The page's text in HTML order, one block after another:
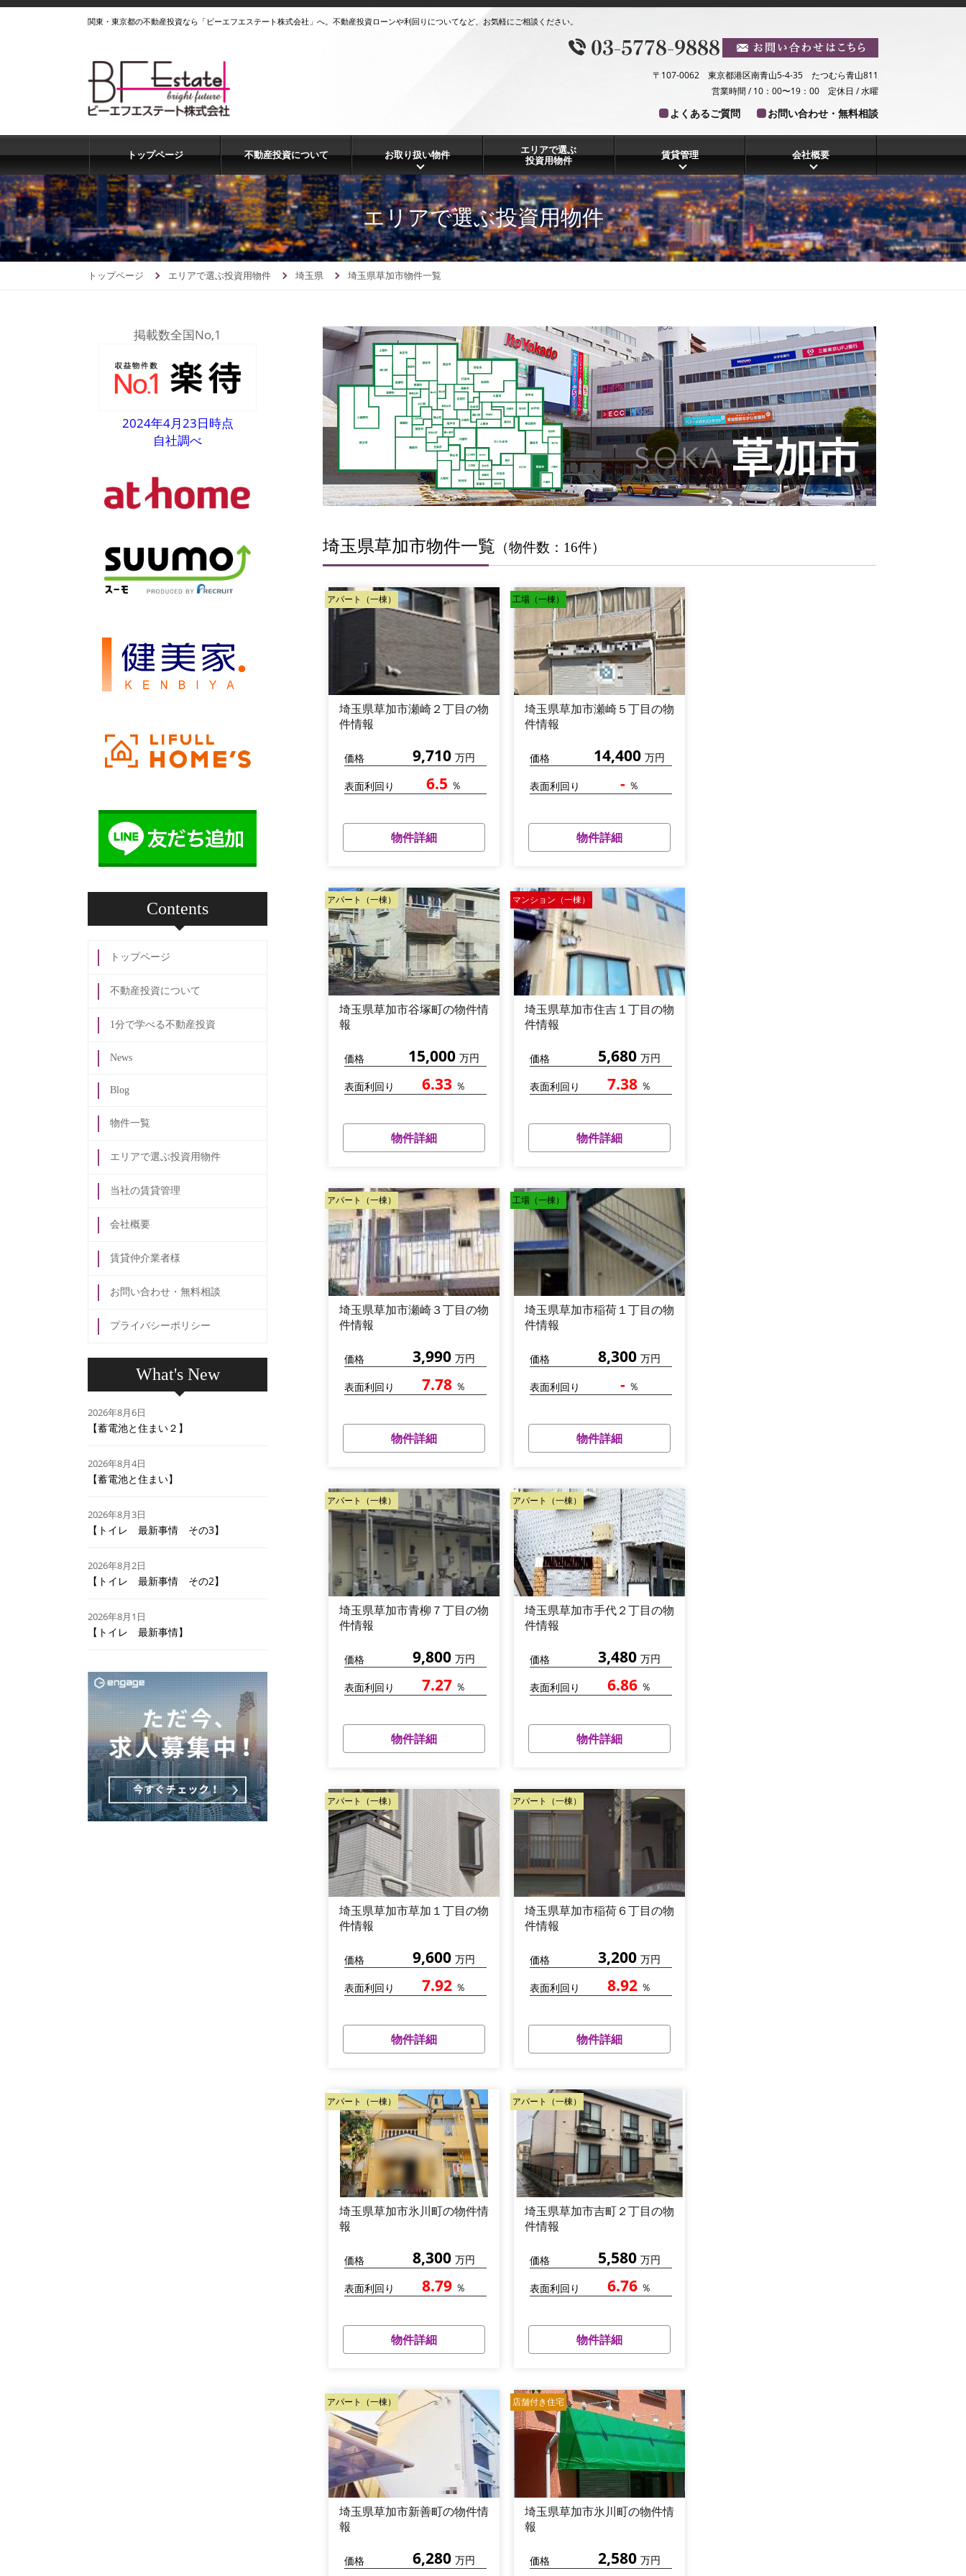
関東・東京都の不動産投資なら「ビーエフエステート株式会社」へ。不動産投資ローンや利回りについてなど、お気軽にご相談ください。
〒107-0062 東京都港区南青山5-4-35 たつむら青山811
営業時間 / 10：00〜19：00 定休日 / 水曜
よくあるご質問 お問い合わせ・無料相談
トップページ 不動産投資について お取り扱い物件
エリアで選ぶ
投資用物件
賃貸管理 会社概要
エリアで選ぶ投資用物件
トップページ エリアで選ぶ投資用物件 埼玉県 埼玉県草加市物件一覧
埼玉県草加市物件一覧 （物件数：16件）
アパート（一棟）
埼玉県草加市瀬崎２丁目の物
件情報
価格 9,710 万円
表面利回り 6.5 ％
物件詳細
工場（一棟）
埼玉県草加市瀬崎５丁目の物
件情報
価格 14,400 万円
表面利回り - ％
物件詳細
アパート（一棟）
埼玉県草加市谷塚町の物件情
報
価格 15,000 万円
表面利回り 6.33 ％
物件詳細
マンション（一棟）
埼玉県草加市住吉１丁目の物
件情報
価格 5,680 万円
表面利回り 7.38 ％
物件詳細
アパート（一棟）
埼玉県草加市瀬崎３丁目の物
件情報
価格 3,990 万円
表面利回り 7.78 ％
物件詳細
工場（一棟）
埼玉県草加市稲荷１丁目の物
件情報
価格 8,300 万円
表面利回り - ％
物件詳細
アパート（一棟）
埼玉県草加市青柳７丁目の物
件情報
価格 9,800 万円
表面利回り 7.27 ％
物件詳細
アパート（一棟）
埼玉県草加市手代２丁目の物
件情報
価格 3,480 万円
表面利回り 6.86 ％
物件詳細
アパート（一棟）
埼玉県草加市草加１丁目の物
件情報
価格 9,600 万円
表面利回り 7.92 ％
物件詳細
アパート（一棟）
埼玉県草加市稲荷６丁目の物
件情報
価格 3,200 万円
表面利回り 8.92 ％
物件詳細
アパート（一棟）
埼玉県草加市氷川町の物件情
報
価格 8,300 万円
表面利回り 8.79 ％
物件詳細
アパート（一棟）
埼玉県草加市吉町２丁目の物
件情報
価格 5,580 万円
表面利回り 6.76 ％
物件詳細
アパート（一棟）
埼玉県草加市新善町の物件情
報
価格 6,280 万円
店舗付き住宅
埼玉県草加市氷川町の物件情
報
価格 2,580 万円
掲載数全国No,1
2024年4月23日時点
自社調べ
Contents
トップページ
不動産投資について
1分で学べる不動産投資
News
Blog
物件一覧
エリアで選ぶ投資用物件
当社の賃貸管理
会社概要
賃貸仲介業者様
お問い合わせ・無料相談
プライバシーポリシー
What's New
2026年8月6日
【蓄電池と住まい２】
2026年8月4日
【蓄電池と住まい】
2026年8月3日
【トイレ 最新事情 その3】
2026年8月2日
【トイレ 最新事情 その2】
2026年8月1日
【トイレ 最新事情】